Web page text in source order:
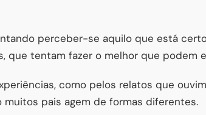
perceber-se aquilo que está
que tentam fazer o melhor que podem
como pelos relatos que
pais agem de formas diferentes.